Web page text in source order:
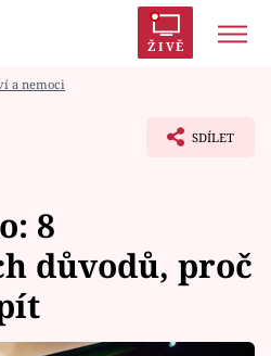
ŽIVĚ
a nemoci
SDÍLET
8
důvodů, proč